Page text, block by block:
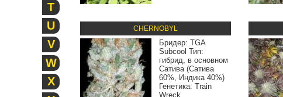
T
U
V
W
X
CHERNOBYL
Бридер: TGA
Subcool Тип:
гибрид, в основном
Сатива (Сатива
60%, Индика 40%)
Генетика: Train
Wreck